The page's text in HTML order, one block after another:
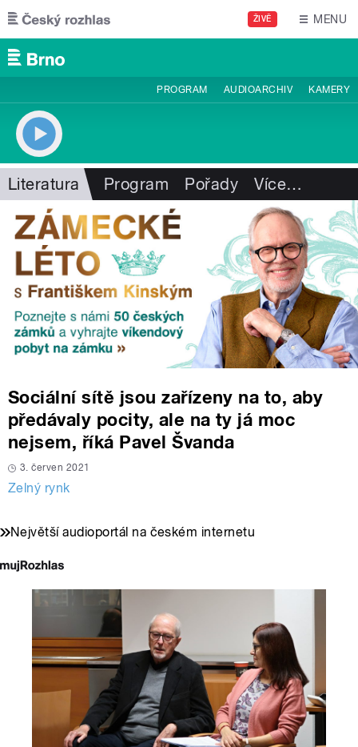
Přejít k hlavnímu obsahu
ŽIVĚ MENU
PROGRAM AUDIOARCHIV KAMERY
Literatura Program Pořady Více…
Sociální sítě jsou zařízeny na to, aby
předávaly pocity, ale na ty já moc
nejsem, říká Pavel Švanda
3. červen 2021
Zelný rynk
Největší audioportál na českém internetu